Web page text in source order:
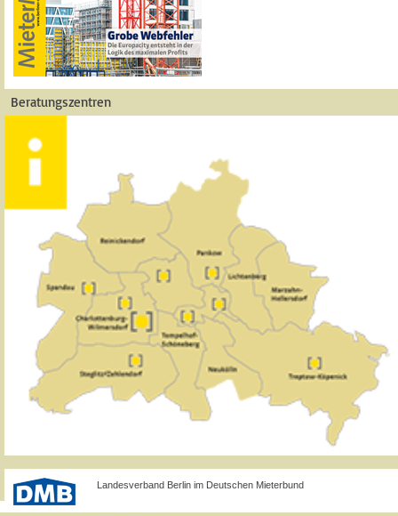
Beratungszentren
Landesverband Berlin im Deutschen Mieterbund